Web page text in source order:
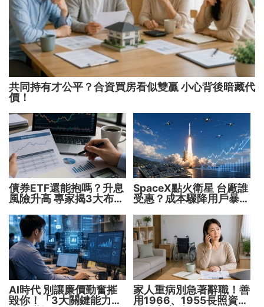
共同持有才公平？合資買房看似雙贏 小心背後暗藏代
價！
債券ETF還能抱嗎？升息
風險升高 專家揭3大布局
SpaceX點火衛星 台廠誰
受惠？成本驟降用戶暴增
AI時代 別讓廉價勤奮摧
毀你！「3大關鍵能力」
家人重病別急著辭職！善
用1966、1955長照資源